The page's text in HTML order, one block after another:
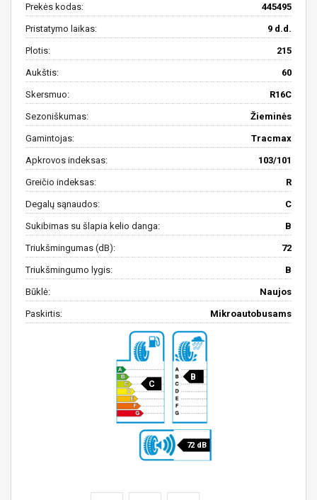
Prekės kodas: 445495
Pristatymo laikas: 9 d.d.
Plotis: 215
Aukštis: 60
Skersmuo: R16C
Sezoniškumas: Žieminės
Gamintojas: Tracmax
Apkrovos indeksas: 103/101
Greičio indeksas: R
Degalų sąnaudos: C
Sukibimas su šlapia kelio danga: B
Triukšmingumas (dB): 72
Triukšmingumo lygis: B
Būklė: Naujos
Paskirtis: Mikroautobusams
C
B
72 dB